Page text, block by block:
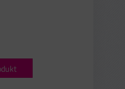
der Oberseite der